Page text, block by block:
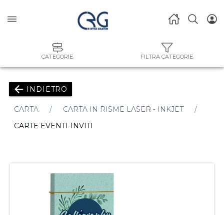
CATEGORIE FILTRA CATEGORIE
INDIETRO
CARTA
CARTA IN RISME LASER - INKJET
CARTE EVENTI-INVITI